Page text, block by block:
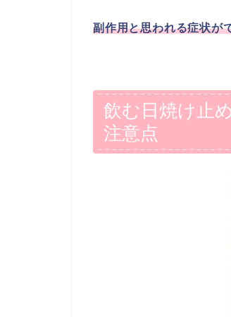
副作用と思われる症状が
飲む日焼け止
注意点